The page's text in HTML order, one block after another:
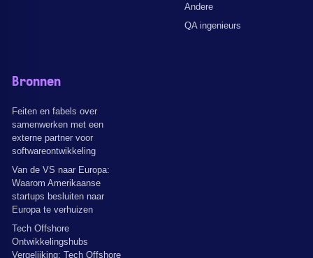
Andere
QA ingenieurs
Bronnen
Feiten en fabels over
samenwerken met een
externe partner voor
softwareontwikkeling
Van de VS naar Europa:
Waarom Amerikaanse
startups besluiten naar
Europa te verhuizen
Tech Offshore
Ontwikkelingshubs
Vergelijking: Tech Offshore